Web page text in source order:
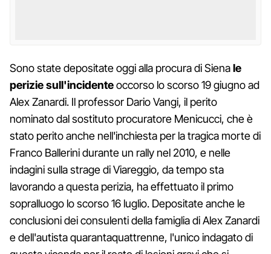
Sono state depositate oggi alla procura di Sienale
perizie sull'incidenteoccorso lo scorso 19 giugno ad
Alex Zanardi. Il professor Dario Vangi, il perito
nominato dal sostituto procuratore Menicucci, che è
stato perito anche nell'inchiesta per la tragica morte di
Franco Ballerini durante un rally nel 2010, e nelle
indagini sulla strage di Viareggio, da tempo sta
lavorando a questa perizia, ha effettuato il primo
sopralluogo lo scorso 16 luglio. Depositate anche le
conclusioni dei consulenti della famiglia di Alex Zanardi
e dell'autista quarantaquattrenne, l'unico indagato di